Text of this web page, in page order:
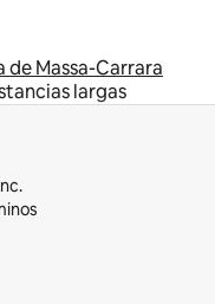
de Massa-Carrara
largas